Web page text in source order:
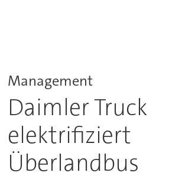
Management
Daimler Truck
elektrifiziert
Überlandbus